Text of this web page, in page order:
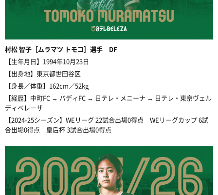
村松智子［ムラマツ トモコ］選手 DF
【生年月日】1994年10月23日
【出身地】東京都世田谷区
【身長／体重】162cm／52kg
【経歴】中町FC → バディFC → 日テレ・メニーナ → 日テレ・東京ヴェル
ディベレーザ
【2024-25シーズン】WEリーグ 22試合出場0得点 WEリーグカップ 6試
合出場0得点 皇后杯 3試合出場0得点